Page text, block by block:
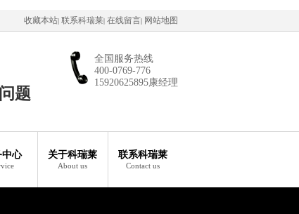
收藏本站| 联系科瑞莱| 在线留言| 网站地图
题
全国服务热线
400-0769-776
15920625895康经理
中心 关于科瑞莱
About us
联系科瑞莱
Contact us